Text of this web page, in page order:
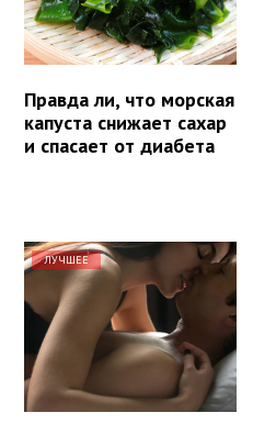
Правда ли, что морская
капуста снижает сахар
и спасает от диабета
ЛУЧШЕЕ